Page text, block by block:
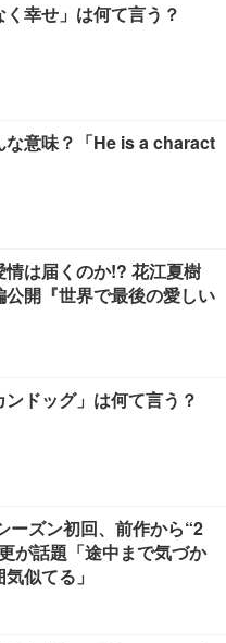
幸せ」は何て言う？
な意味？「He is a charact
情は届くのか!? 花江夏樹
開『世界で最後の愛しい
ドッグ」は何て言う？
ーズン初回、前作から“2
が話題「途中まで気づか
似てる」